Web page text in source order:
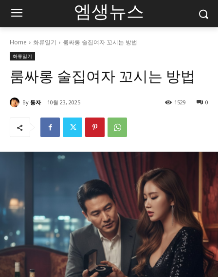
엠생뉴스
Home 화류일기 룸싸롱 술집여자 꼬시는 방법
화류일기
룸싸롱 술집여자 꼬시는 방법
By 동자 10월 23, 2025 0
1529